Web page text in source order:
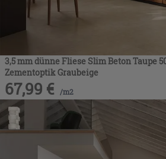
3,5 mm dünne Fliese Slim Beton Taupe
Zementoptik Graubeige
67,99 € /m2